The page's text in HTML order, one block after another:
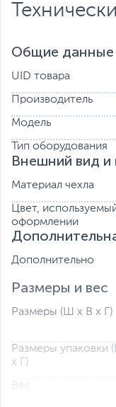
Общие данные
UID товара
Производитель
Модель
Тип оборудования
Внешний вид и
Материал чехла
Цвет,
оформлении
Дополнительно
Размеры и вес
Размеры (Ш х В х Г)
Размеры упаковки
х Г)